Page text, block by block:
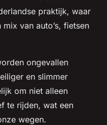
praktijk, waar
van auto’s, fietsen
ongevallen
en slimmer
om niet alleen
te rijden, wat een
wegen.